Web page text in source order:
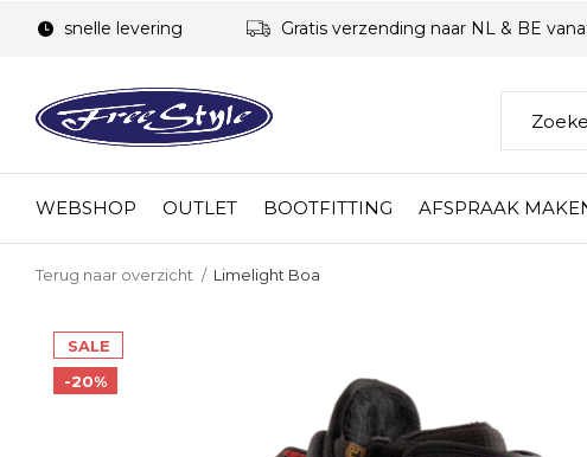
WEBSHOP OUTLET BOOTFITTING AFSPRAAK
snelle levering Gratis verzending naar NL & BE
Terug naar overzicht Limelight Boa
SALE
-20%